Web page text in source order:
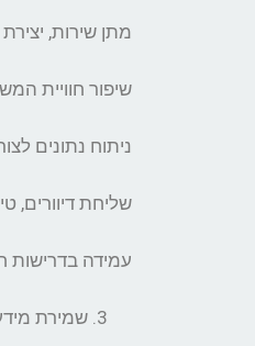
מתן שירות,
שיפור חוויית
ניתוח נתונים
שליחת דיוורים,
עמידה בדרישות
שמירת